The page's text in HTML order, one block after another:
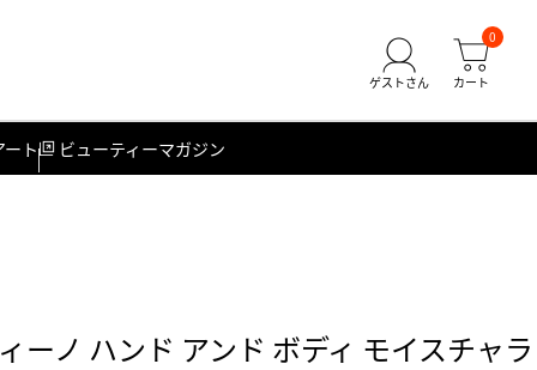
0
ート ビューティーマガジン
ーノ ハンド アンド ボディ モイスチャラ